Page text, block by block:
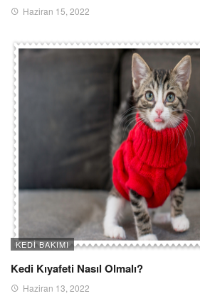
Haziran 15, 2022
KEDI BAKIMI
Kedi Kıyafeti Nasıl Olmalı?
Haziran 13, 2022